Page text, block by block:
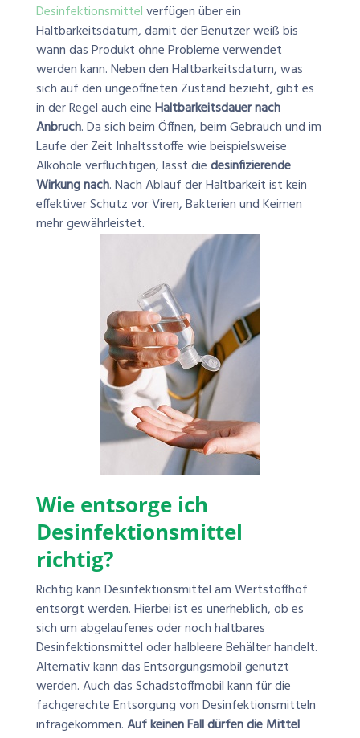
Desinfektionsmittelverfügen über ein
Haltbarkeitsdatum, damit der Benutzer weiß bis
wann das Produkt ohne Probleme verwendet
werden kann. Neben den Haltbarkeitsdatum, was
sich auf den ungeöffneten Zustand bezieht, gibt es
in der Regel auch eineHaltbarkeitsdauer nach
Anbruch. Da sich beim Öffnen, beim Gebrauch und im
Laufe der Zeit Inhaltsstoffe wie beispielsweise
Alkohole verflüchtigen, lässt diedesinfizierende
Wirkung nach. Nach Ablauf der Haltbarkeit ist kein
effektiver Schutz vor Viren, Bakterien und Keimen
mehr gewährleistet.
Wie entsorge ich
Desinfektionsmittel
richtig?
Richtig kann Desinfektionsmittel am Wertstoffhof
entsorgt werden. Hierbei ist es unerheblich, ob es
sich um abgelaufenes oder noch haltbares
Desinfektionsmittel oder halbleere Behälter handelt.
Alternativ kann das Entsorgungsmobil genutzt
werden. Auch das Schadstoffmobil kann für die
fachgerechte Entsorgung von Desinfektionsmitteln
infragekommen.Auf keinen Fall dürfen die Mittel